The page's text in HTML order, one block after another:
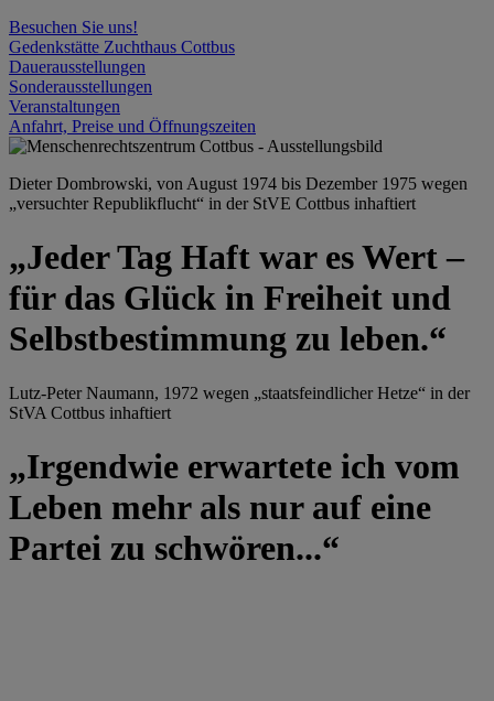
Besuchen Sie uns!
Gedenkstätte Zuchthaus Cottbus
Dauerausstellungen
Sonderausstellungen
Veranstaltungen
Anfahrt, Preise und Öffnungszeiten
Dieter Dombrowski, von August 1974 bis Dezember 1975 wegen
„versuchter Republikflucht“ in der StVE Cottbus inhaftiert
„Jeder Tag Haft war es Wert –
für das Glück in Freiheit und
Selbstbestimmung zu leben.“
Lutz-Peter Naumann, 1972 wegen „staatsfeindlicher Hetze“ in der
StVA Cottbus inhaftiert
„Irgendwie erwartete ich vom
Leben mehr als nur auf eine
Partei zu schwören...“